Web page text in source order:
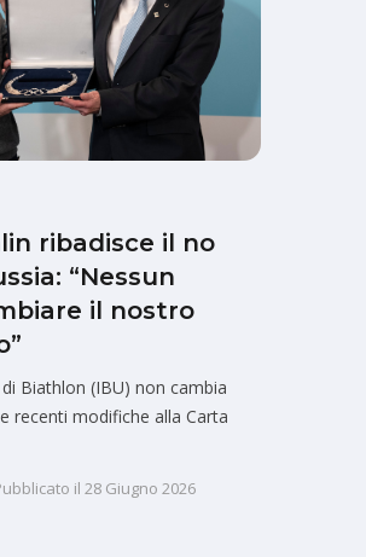
ribadisce il no
“Nessun
il nostro
Biathlon (IBU) non cambia
recenti modifiche alla Carta
il 28 Giugno 2026